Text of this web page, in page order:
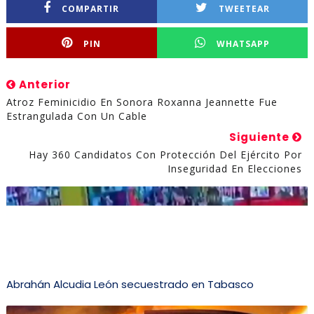
COMPARTIR TWEETEAR
PIN WHATSAPP
Anterior
Atroz Feminicidio En Sonora Roxanna Jeannette Fue
Estrangulada Con Un Cable
Siguiente
Hay 360 Candidatos Con Protección Del Ejército Por
Inseguridad En Elecciones
Abrahán Alcudia León secuestrado en Tabasco